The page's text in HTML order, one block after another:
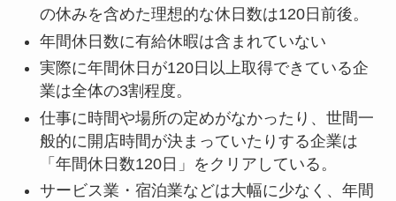
の休みを含めた理想的な休日数は120日前後。
年間休日数に有給休暇は含まれていない
実際に年間休日が120日以上取得できている企
業は全体の3割程度。
仕事に時間や場所の定めがなかったり、世間一
般的に開店時間が決まっていたりする企業は
「年間休日数120日」をクリアしている。
サービス業・宿泊業などは大幅に少なく、年間